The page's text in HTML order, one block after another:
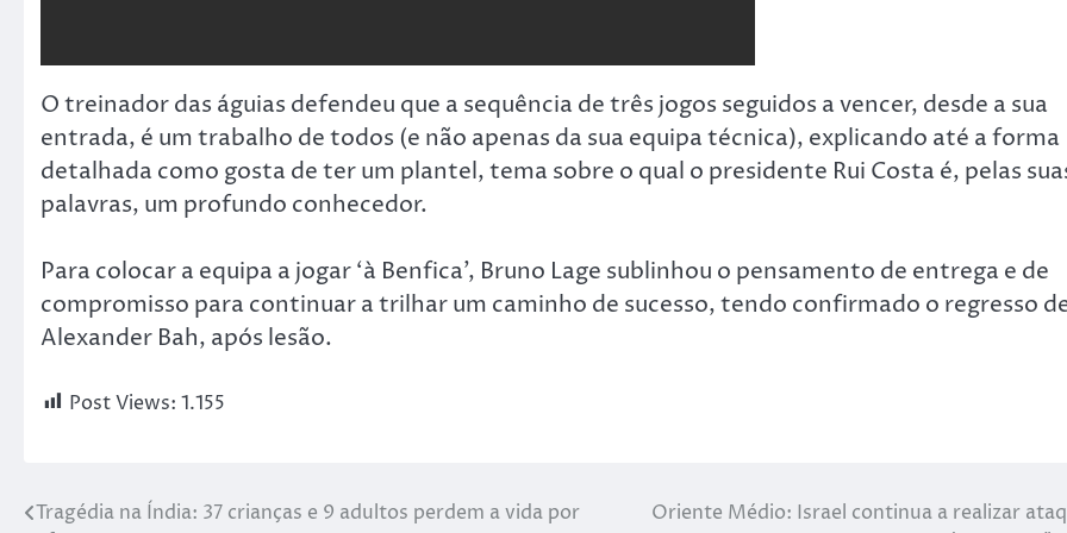
O treinador das águias defendeu que a sequência de três jogos seguidos a vencer, desde a sua
entrada, é um trabalho de todos (e não apenas da sua equipa técnica), explicando até a forma
detalhada como gosta de ter um plantel, tema sobre o qual o presidente Rui Costa é, pelas
palavras, um profundo conhecedor.
Para colocar a equipa a jogar ‘à Benfica’, Bruno Lage sublinhou o pensamento de entrega e de
compromisso para continuar a trilhar um caminho de sucesso, tendo confirmado o regresso
Alexander Bah, após lesão.
Post Views: 1.155
Tragédia na Índia: 37 crianças e 9 adultos perdem a vida por
Oriente Médio: Israel continua a realizar